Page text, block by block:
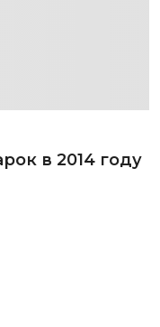
в 2014 году